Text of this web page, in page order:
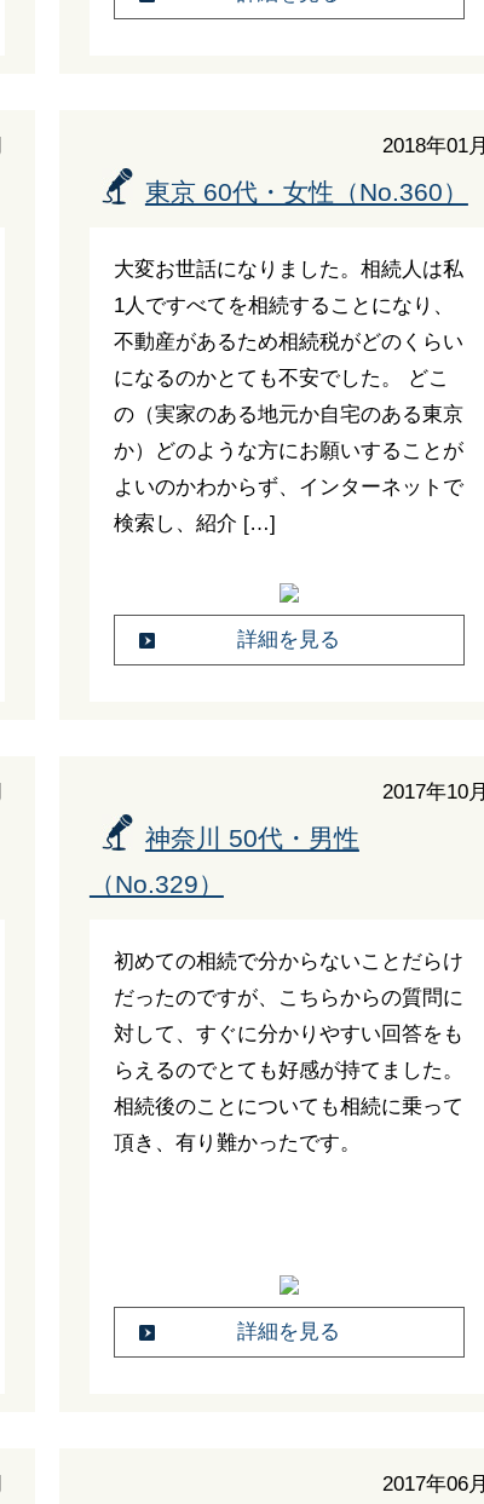
2018年01月
東京 60代・女性（No.360）
大変お世話になりました。相続人は私
1人ですべてを相続することになり、
不動産があるため相続税がどのくらい
になるのかとても不安でした。 どこ
の（実家のある地元か自宅のある東京
か）どのような方にお願いすることが
よいのかわからず、インターネットで
検索し、紹介 […]
詳細を見る
2017年10月
神奈川 50代・男性
（No.329）
初めての相続で分からないことだらけ
だったのですが、こちらからの質問に
対して、すぐに分かりやすい回答をも
らえるのでとても好感が持てました。
相続後のことについても相続に乗って
頂き、有り難かったです。
詳細を見る
2017年06月